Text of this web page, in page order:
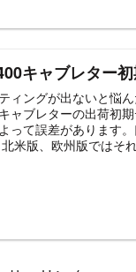
キャブレター
ィングが出ないと悩
ャブレターの出荷初
って誤差があります
米版、欧州版ではそ